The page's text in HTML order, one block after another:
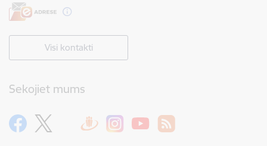
Visi kontakti
Sekojiet mums